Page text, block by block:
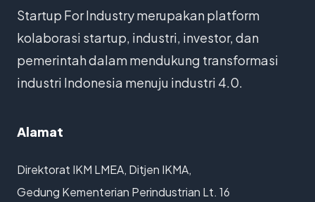
Startup For Industry merupakan platform
kolaborasi startup, industri, investor, dan
pemerintah dalam mendukung transformasi
industri Indonesia menuju industri 4.0.
Alamat
Direktorat IKM LMEA, Ditjen IKMA,
Gedung Kementerian Perindustrian Lt. 16